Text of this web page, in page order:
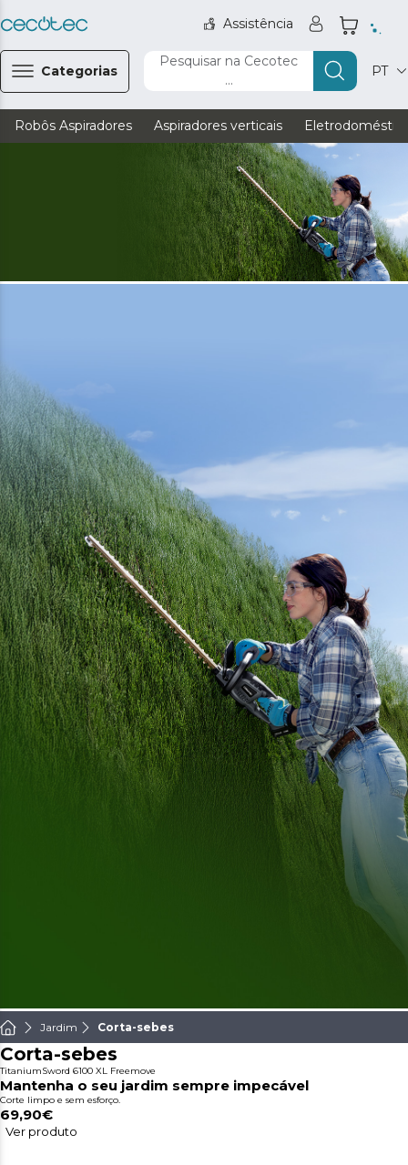
Assistência
Categorias
Pesquisar na Cecotec
...
PT
Robôs Aspiradores Aspiradores verticais
Jardim Corta-sebes
Corta-sebes
TitaniumSword 6100 XL Freemove
Mantenha o seu jardim sempre impecável
Corte limpo e sem esforço.
69,90€
Ver produto